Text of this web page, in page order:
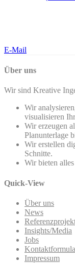
E-Mail
Über uns
Wir sind Kreative
Wir
visualisieren
Wir erzeugen
Planunterlage
Wir erstellen
Schnitte.
Wir bieten
Quick-View
Über uns
News
Insights/Media
Jobs
Impressum